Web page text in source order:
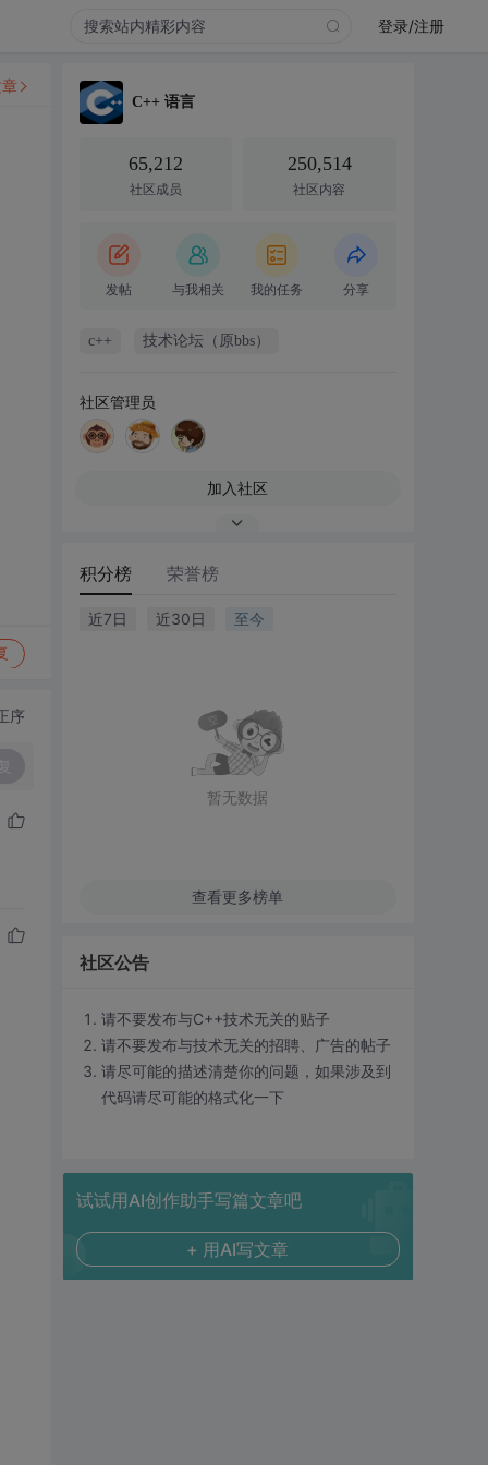
登录/注册
序
C++ 语言
65,212
社区成员
250,514
社区内容
发帖 与我相关 我的任务 分享
c++ 技术论坛（原bbs）
社区管理员
加入社区
积分榜 荣誉榜
近7日 近30日 至今
暂无数据
查看更多榜单
社区公告
请不要发布与C++技术无关的贴子
请不要发布与技术无关的招聘、广告的帖子
请尽可能的描述清楚你的问题，如果涉及到
代码请尽可能的格式化一下
试试用AI创作助手写篇文章吧
+ 用AI写文章